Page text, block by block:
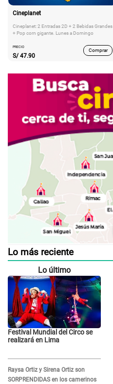
Cineplanet
Cineplanet: 2 Entradas 2D + 2 Bebidas Grandes
+ Pop corn gigante. Lunes a Domingo
PRECIO
S/ 47.90
Comprar
Lo más reciente
Lo último
Festival Mundial del Circo se
realizará en Lima
Raysa Ortiz y Sirena Ortiz son
SORPRENDIDAS en los camerinos